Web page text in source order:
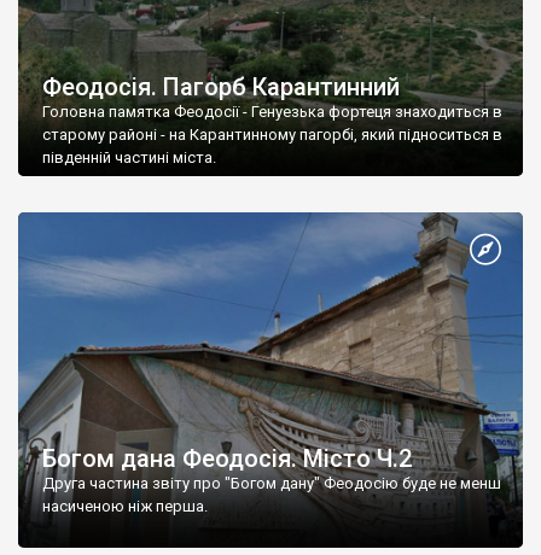
Феодосія. Пагорб Карантинний
Головна памятка Феодосії - Генуезька фортеця знаходиться в
старому районі - на Карантинному пагорбі, який підноситься в
південній частині міста.
Богом дана Феодосія. Місто Ч.2
Друга частина звіту про "Богом дану" Феодосію буде не менш
насиченою ніж перша.